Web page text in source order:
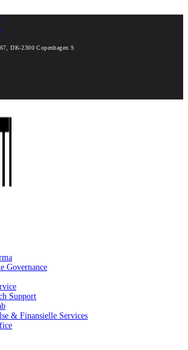
DK-2300 Copenhagen S
Governance
Support
& Finansielle Services